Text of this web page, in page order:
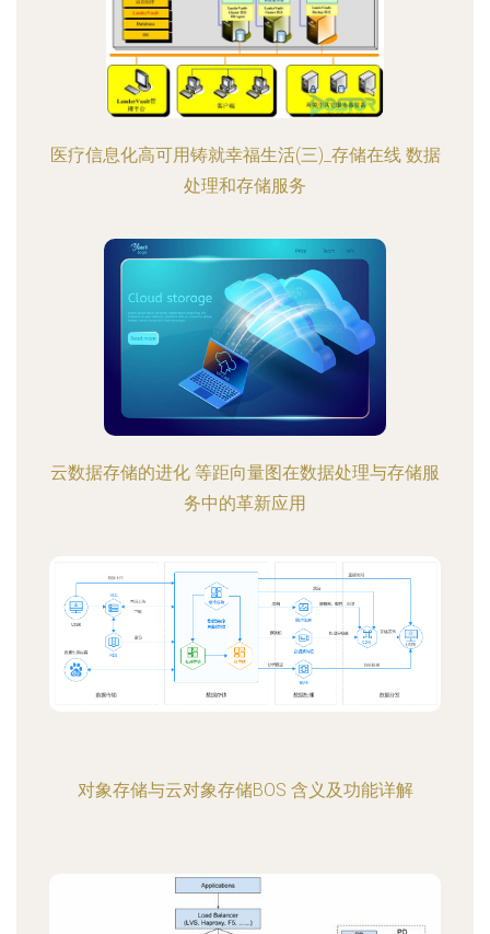
医疗信息化高可用铸就幸福生活(三)_存储在线 数据
处理和存储服务
云数据存储的进化 等距向量图在数据处理与存储服
务中的革新应用
对象存储与云对象存储BOS 含义及功能详解